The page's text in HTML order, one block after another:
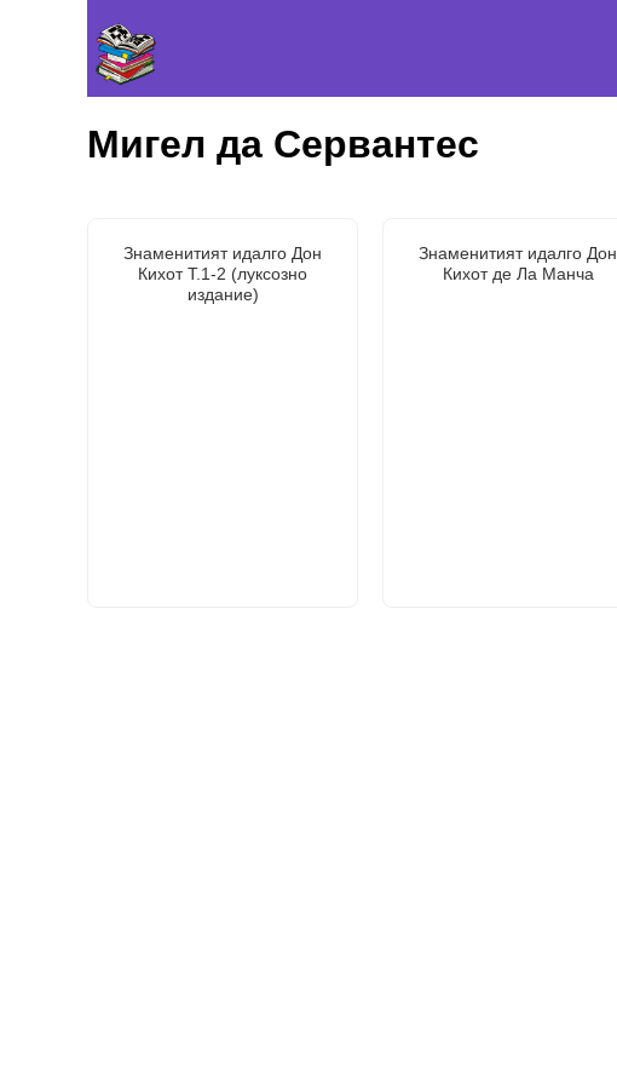
Мигел да Сервантес
Знаменитият идалго Дон
Кихот Т.1-2 (луксозно
издание)
Знаменитият идалго Дон
Кихот де Ла Манча